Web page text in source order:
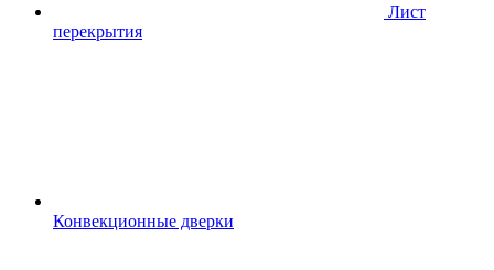
Лист
перекрытия
Конвекционные дверки